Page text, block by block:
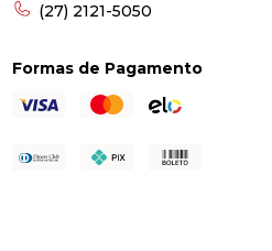
(27) 2121-5050
Formas de Pagamento